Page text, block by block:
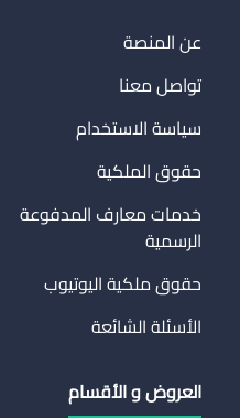
عن المنصة
تواصل معنا
سياسة الاستخدام
حقوق الملكية
خدمات معارف المدفوعة
الرسمية
حقوق ملكية اليوتيوب
الأسئلة الشائعة
العروض و الأقسام